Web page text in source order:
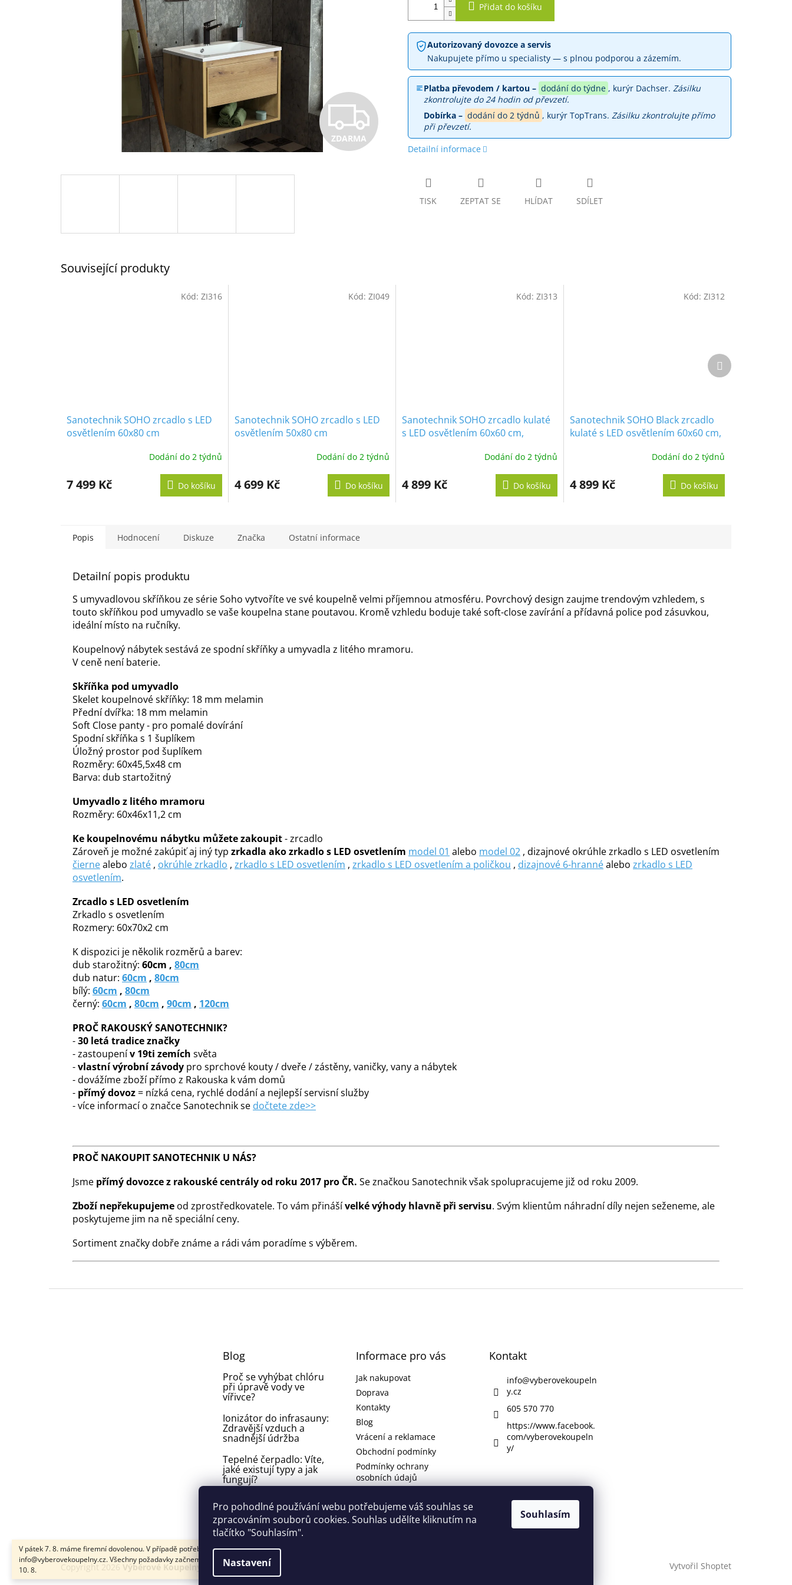
Pro pohodlné používání webu potřebujeme váš souhlas se
zpracováním souborů cookies. Souhlas udělíte kliknutím na
tlačítko "Souhlasím".
Nastavení
Souhlasím
V pátek 7. 8. máme firemní dovolenou. V případě potřeby nám napište na
info@vyberovekoupelny.cz. Všechny požadavky začneme vyřizovat v pondělí
10. 8.
Z
M
ZDARMA
Přidat do košíku
Autorizovaný dovozce a servis
Nakupujete přímo u specialisty — s plnou podporou a zázemím.
Platba převodem / kartou – dodání do týdne , kurýr Dachser.Zásilku
zkontrolujte do 24 hodin od převzetí.
Dobírka – dodání do 2 týdnů , kurýr TopTrans.Zásilku zkontrolujte přímo
při převzetí.
Detailní informace
TISK ZEPTAT SE HLÍDAT SDÍLET
Související produkty
Sanotechnik SOHO zrcadlo s LED
osvětlením 60x80 cm
Dodání do 2 týdnů
7 499 Kč Do košíku
Kód: ZI316
Sanotechnik SOHO zrcadlo s LED
osvětlením 50x80 cm
Dodání do 2 týdnů
4 699 Kč Do košíku
Kód: ZI049
Sanotechnik SOHO zrcadlo kulaté
s LED osvětlením 60x60 cm,
Dodání do 2 týdnů
4 899 Kč Do košíku
Kód: ZI313
Sanotechnik SOHO Black zrcadlo
kulaté s LED osvětlením 60x60 cm,
Dodání do 2 týdnů
4 899 Kč Do košíku
Kód: ZI312
Další
produkt
Popis Hodnocení Diskuze Značka Ostatní informace
Detailní popis produktu
S umyvadlovou skříňkou ze série Soho vytvoříte ve své koupelně velmi příjemnou atmosféru. Povrchový design zaujme trendovým vzhledem, s
touto skříňkou pod umyvadlo se vaše koupelna stane poutavou. Kromě vzhledu boduje také soft-close zavírání a přídavná police pod zásuvkou,
ideální místo na ručníky.
Koupelnový nábytek sestává ze spodní skříňky a umyvadla z litého mramoru.
V ceně není baterie.
Skříňka pod umyvadlo
Skelet koupelnové skříňky: 18 mm melamin
Přední dvířka: 18 mm melamin
Soft Close panty - pro pomalé dovírání
Spodní skříňka s 1 šuplíkem
Úložný prostor pod šuplíkem
Rozměry: 60x45,5x48 cm
Barva: dub startožitný
Umyvadlo z litého mramoru
Rozměry: 60x46x11,2 cm
Ke koupelnovému nábytku můžete zakoupit- zrcadlo
Zároveň je možné zakúpiť aj iný typ zrkadla ako zrkadlo s LED osvetlením model 01 alebo model 02 , dizajnové okrúhle zrkadlo s LED osvetlením
čiernealebo zlaté , okrúhle zrkadlo , zrkadlo s LED osvetlením , zrkadlo s LED osvetlením a poličkou , dizajnové 6-hrannéalebo zrkadlo s LED
osvetlením.
Zrcadlo s LED osvetlením
Zrkadlo s osvetlením
Rozmery: 60x70x2 cm
K dispozici je několik rozměrů a barev:
dub starožitný: 60cm , 80cm
dub natur: 60cm , 80cm
bílý: 60cm , 80cm
černý: 60cm , 80cm , 90cm , 120cm
PROČ RAKOUSKÝ SANOTECHNIK?
-30 letá tradice značky
- zastoupenív 19ti zemích světa
-vlastní výrobní závody pro sprchové kouty / dveře / zástěny, vaničky, vany a nábytek
- dovážíme zboží přímo z Rakouska k vám domů
- přímý dovoz= nízká cena, rychlé dodání a nejlepší servisní služby
- více informací o značce Sanotechnik se dočtete zde>>
PROČ NAKOUPIT SANOTECHNIK U NÁS?
Jsme přímý dovozce z rakouské centrály od roku 2017 pro ČR. Se značkou Sanotechnik však spolupracujeme již od roku 2009.
Zboží nepřekupujeme od zprostředkovatele. To vám přinášívelké výhody hlavně při servisu. Svým klientům náhradní díly nejen seženeme, ale
poskytujeme jim na ně speciální ceny.
Sortiment značky dobře známe a rádi vám poradíme s výběrem.
Blog
Proč se vyhýbat chlóru
při úpravě vody ve
vířivce?
Ionizátor do infrasauny:
Zdravější vzduch a
snadnější údržba
Tepelné čerpadlo: Víte,
jaké existují typy a jak
fungují?
Plíseň v koupelně nebo
ve vířivce: jak se jí
vyhnout a odstranit ji?
Informace pro vás
Jak nakupovat
Doprava
Kontakty
Blog
Vrácení a reklamace
Obchodní podmínky
Podmínky ochrany
osobních údajů
Kontakt
info@vyberovekoupeln
y.cz
605 570 770
https://www.facebook.
com/vyberovekoupeln
y/
Vytvořil Shoptet
Copyright 2026 Výběrové Koupelny . Všechna práva vyhrazena.